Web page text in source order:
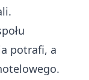
potrafi, a